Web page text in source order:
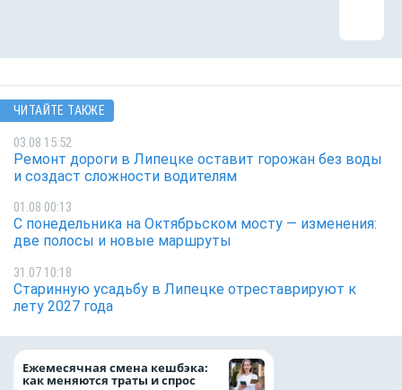
ЧИТАЙТЕ ТАКЖЕ
03.08 15:52
Ремонт дороги в Липецке оставит горожан без воды
и создаст сложности водителям
01.08 00:13
С понедельника на Октябрьском мосту — изменения:
две полосы и новые маршруты
31.07 10:18
Старинную усадьбу в Липецке отреставрируют к
лету 2027 года
Ежемесячная смена кешбэка:
как меняются траты и спрос